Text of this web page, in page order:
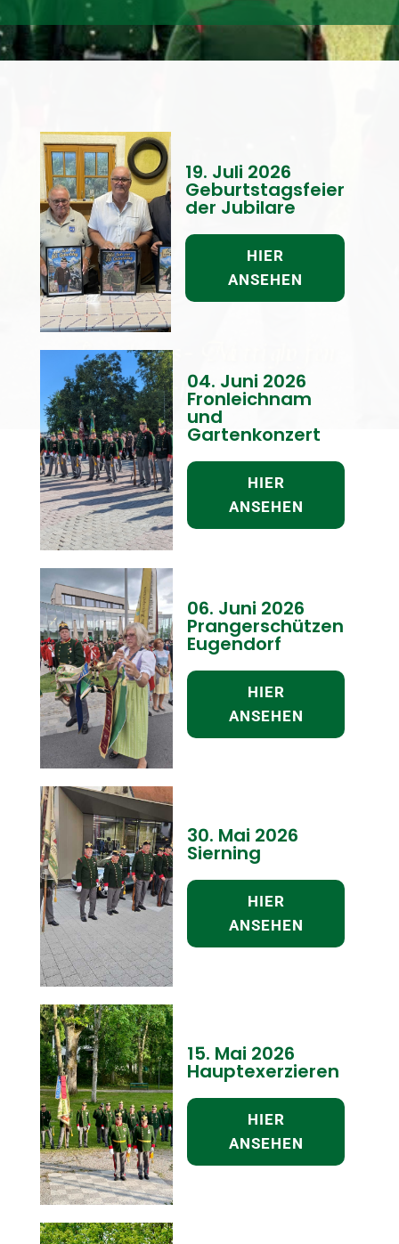
19. Juli 2026
Geburtstagsfeier
der Jubilare
HIER
ANSEHEN
04. Juni 2026
Fronleichnam
und
Gartenkonzert
HIER
ANSEHEN
06. Juni 2026
Prangerschützen
Eugendorf
HIER
ANSEHEN
30. Mai 2026
Sierning
HIER
ANSEHEN
15. Mai 2026
Hauptexerzieren
HIER
ANSEHEN